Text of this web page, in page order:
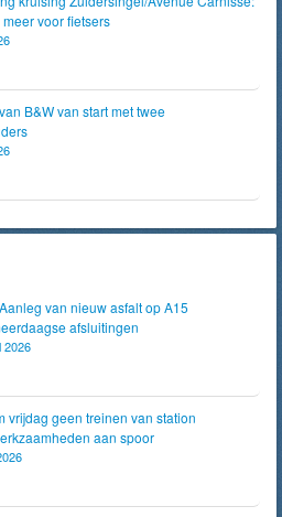
voor fietsers
B&W van start met twee
van nieuw asfalt op A15
afsluitingen
2026
vrijdag geen treinen van station
aan spoor